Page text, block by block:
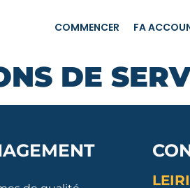
COMMENCER
FA
DE